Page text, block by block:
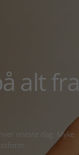
alt fra
eneste dag. Myke